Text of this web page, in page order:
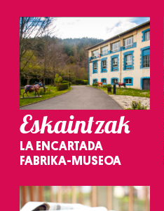
Eskaintzak
LA ENCARTADA
FABRIKA-MUSEOA